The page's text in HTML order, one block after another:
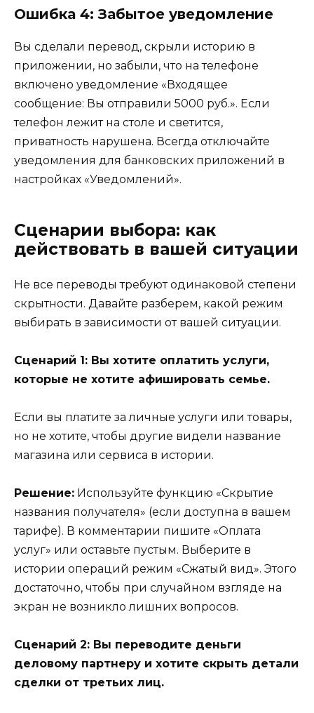
Ошибка 4: Забытое уведомление
Вы сделали перевод, скрыли историю в
приложении, но забыли, что на телефоне
включено уведомление «Входящее
сообщение: Вы отправили 5000 руб.». Если
телефон лежит на столе и светится,
приватность нарушена. Всегда отключайте
уведомления для банковских приложений в
настройках «Уведомлений».
Сценарии выбора: как
действовать в вашей ситуации
Не все переводы требуют одинаковой степени
скрытности. Давайте разберем, какой режим
выбирать в зависимости от вашей ситуации.
Сценарий 1: Вы хотите оплатить услуги,
которые не хотите афишировать семье.
Если вы платите за личные услуги или товары,
но не хотите, чтобы другие видели название
магазина или сервиса в истории.
Решение: Используйте функцию «Скрытие
названия получателя» (если доступна в вашем
тарифе). В комментарии пишите «Оплата
услуг» или оставьте пустым. Выберите в
истории операций режим «Сжатый вид». Этого
достаточно, чтобы при случайном взгляде на
экран не возникло лишних вопросов.
Сценарий 2: Вы переводите деньги
деловому партнеру и хотите скрыть детали
сделки от третьих лиц.